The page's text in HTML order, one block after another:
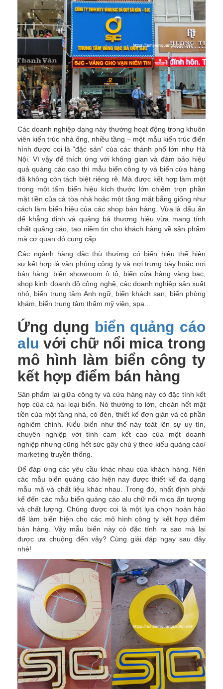
Các doanh nghiệp dạng này thường hoạt động trong khuôn
viên kiến trúc nhà ống, nhiều tầng – một mẫu kiến trúc điển
hình được coi là “đặc sản” của các thành phố lớn như Hà
Nội. Vì vậy để thích ứng với không gian và đảm bảo hiệu
quả quảng cáo cao thì mẫu biển công ty và biển cửa hàng
đã không còn tách biệt riêng rẽ. Mà được kết hợp làm một
trong một tấm biển hiệu kích thước lớn chiếm trọn phần
mặt tiền của cả tòa nhà hoặc một tầng mặt bằng giống như
cách làm biển hiệu của các shop bán hàng. Vừa là dấu ấn
để khẳng định và quảng bá thương hiệu vừa mang tính
chất quảng cáo, tạo niềm tin cho khách hàng về sản phẩm
mà cơ quan đó cung cấp.
Các ngành hàng đặc thù thường có biển hiệu thể hiện
sự kết hợp là văn phòng công ty và nơi trưng bày hoặc nơi
bán hàng: biển showroom ô tô, biển cửa hàng vàng bạc,
shop kinh doanh đồ công nghệ, các doanh nghiệp sản xuất
nhỏ, biển trung tâm Anh ngữ, biển khách sạn, biển phòng
khám, biển trung tâm thẩm mỹ viện, spa...
Ứng dụng biển quảng cáo
alu với chữ nổi mica trong
mô hình làm biển công ty
kết hợp điểm bán hàng
Sản phẩm lai giữa công ty và cửa hàng này có đặc tính kết
hợp của cả hai loại biển. Nó thường to lớn, choán hết mặt
tiền của một tầng nhà, có đèn, thiết kế đơn giản và có phần
nghiêm chỉnh. Kiểu biển như thế này toát lên sự uy tín,
chuyên nghiệp với tính cam kết cao của một doanh
nghiệp nhưng cũng hết sức gây chú ý theo kiểu quảng cáo/
marketing truyền thống.
Để đáp ứng các yêu cầu khác nhau của khách hàng. Nên
các mẫu biển quảng cáo hiện nay được thiết kế đa dạng
mẫu mã và chất liệu khác nhau. Trong đó, nhất định phải
kể đến các mẫu biển quảng cáo alu chữ nổi mica ấn tượng
và chất lượng. Chúng được coi là một lựa chọn hoàn hảo
để làm biển hiện cho các mô hình công ty kết hợp điểm
bán hàng. Vậy mẫu biển này có đặc tính ra sao mà lại
được ưa chuộng đến vậy? Cùng giải đáp ngay sau đây
nhé!